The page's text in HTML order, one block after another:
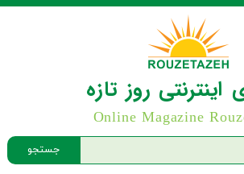
جستجو
روز تازه
Online Magazine